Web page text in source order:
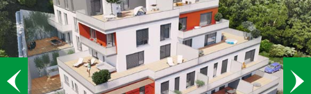
Předchozí